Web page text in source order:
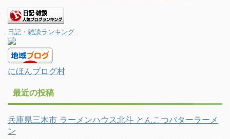
日記・雑談ランキング
にほんブログ村
最近の投稿
兵庫県三木市 ラーメンハウス北斗 とんこつバターラーメ
ン